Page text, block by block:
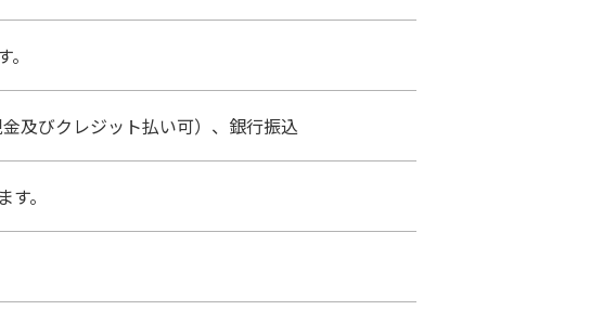
及びクレジット払い可）、銀行振込
。